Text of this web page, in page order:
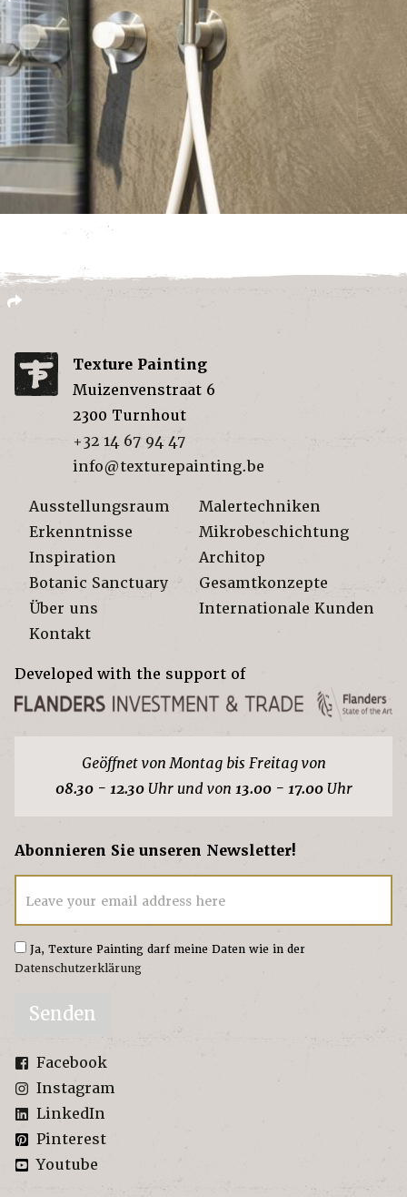
Texture Painting
Muizenvenstraat 6
2300 Turnhout
+32 14 67 94 47
info@texturepainting.be
Ausstellungsraum
Erkenntnisse
Inspiration
Botanic Sanctuary
Über uns
Kontakt
Malertechniken
Mikrobeschichtung
Architop
Gesamtkonzepte
Internationale Kunden
Developed with the support of
Geöffnet von Montag bis Freitag von
08.30 - 12.30Uhr und von 13.00 - 17.00Uhr
Abonnieren Sie unseren Newsletter!
Leave your email address here
Ja, Texture Painting darf meine Daten wie in der
Datenschutzerklärung
Senden
Facebook
Instagram
LinkedIn
Pinterest
Youtube